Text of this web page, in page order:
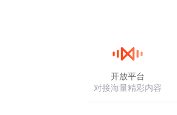
开放平台
对接海量精彩内容